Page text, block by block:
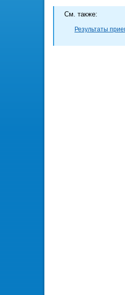
Cм. также:
Результаты